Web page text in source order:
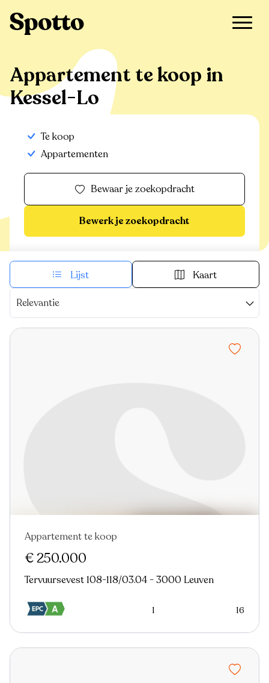
Kessel-Lo
Appartement te koop in
Kessel-Lo
Te koop
Appartementen
Bewaar je zoekopdracht
Bewerk je zoekopdracht
Lijst Kaart
Relevantie
Appartement te koop
€ 250.000
Tervuursevest 108-118/03.04 - 3000 Leuven
1 16